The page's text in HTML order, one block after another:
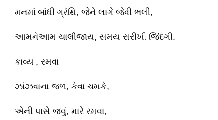
મનમાં બાંધી ગ્રંથિ, જેને લાગે જેવી ભલી,
આમનેઆમ ચાલીજાય, સમય સરીખી જિંદગી.
કાવ્ય , રમવા
ઝાંઝવાના જળ, કેવા ચમકે,
એની પાસે જવું, મારે રમવા,